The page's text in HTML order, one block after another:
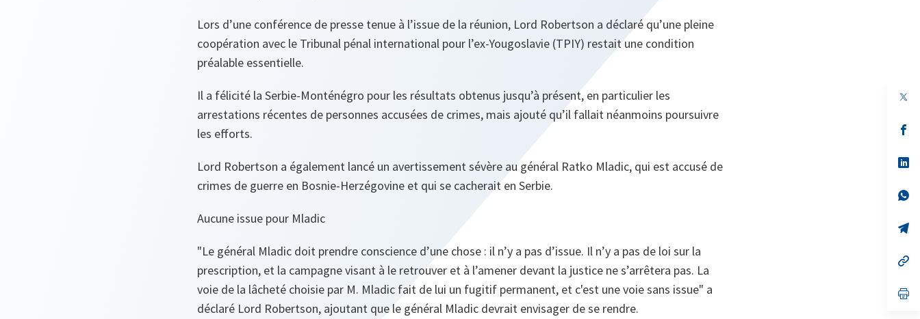
Lors d’une conférence de presse tenue à l’issue de la réunion, Lord Robertson a déclaré qu’une pleine
coopération avec le Tribunal pénal international pour l’ex-Yougoslavie (TPIY) restait une condition
préalable essentielle.
Il a félicité la Serbie-Monténégro pour les résultats obtenus jusqu’à présent, en particulier les
arrestations récentes de personnes accusées de crimes, mais ajouté qu’il fallait néanmoins poursuivre
les efforts.
Lord Robertson a également lancé un avertissement sévère au général Ratko Mladic, qui est accusé de
crimes de guerre en Bosnie-Herzégovine et qui se cacherait en Serbie.
Aucune issue pour Mladic
"Le général Mladic doit prendre conscience d’une chose : il n’y a pas d’issue. Il n’y a pas de loi sur la
prescription, et la campagne visant à le retrouver et à l’amener devant la justice ne s’arrêtera pas. La
voie de la lâcheté choisie par M. Mladic fait de lui un fugitif permanent, et c'est une voie sans issue" a
déclaré Lord Robertson, ajoutant que le général Mladic devrait envisager de se rendre.